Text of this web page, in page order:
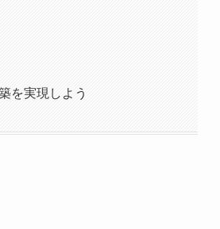
を実現しよう